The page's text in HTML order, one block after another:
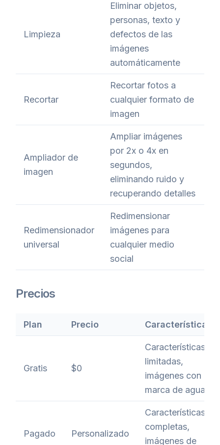
Limpieza
Eliminar objetos,
personas, texto y
defectos de las
imágenes
automáticamente
Recortar
Recortar fotos a
cualquier formato de
imagen
Ampliador de
imagen
Ampliar imágenes
por 2x o 4x en
segundos,
eliminando ruido y
recuperando detalles
Redimensionador
universal
Redimensionar
imágenes para
cualquier medio
social
Precios
Plan Precio Características
Gratis $0
Características
limitadas,
imágenes con
marca de agua
Pagado Personalizado
Características
completas,
imágenes de